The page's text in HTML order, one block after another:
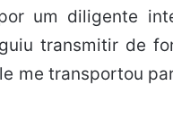
um diligente
transmitir de
me transportou